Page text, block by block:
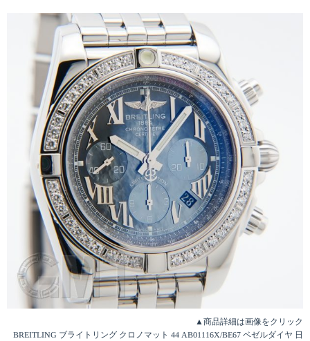
▲商品詳細は画像をクリック
BREITLING ブライトリング クロノマット 44 AB01116X/BE67 ベゼルダイヤ 日